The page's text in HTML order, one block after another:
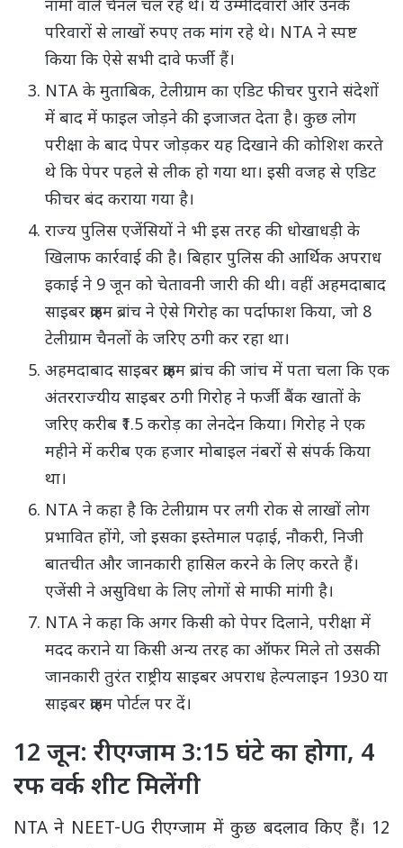
नामों वाले चैनल चल रहे थे। ये उम्मीदवारों और उनके
परिवारों से लाखों रुपए तक मांग रहे थे। NTA ने स्पष्ट
किया कि ऐसे सभी दावे फर्जी हैं।
NTA के मुताबिक, टेलीग्राम का एडिट फीचर पुराने संदेशों
में बाद में फाइल जोड़ने की इजाजत देता है। कुछ लोग
परीक्षा के बाद पेपर जोड़कर यह दिखाने की कोशिश करते
थे कि पेपर पहले से लीक हो गया था। इसी वजह से एडिट
फीचर बंद कराया गया है।
राज्य पुलिस एजेंसियों ने भी इस तरह की धोखाधड़ी के
खिलाफ कार्रवाई की है। बिहार पुलिस की आर्थिक अपराध
इकाई ने 9 जून को चेतावनी जारी की थी। वहीं अहमदाबाद
साइबर क्राइम ब्रांच ने ऐसे गिरोह का पर्दाफाश किया, जो 8
टेलीग्राम चैनलों के जरिए ठगी कर रहा था।
अहमदाबाद साइबर क्राइम ब्रांच की जांच में पता चला कि एक
अंतरराज्यीय साइबर ठगी गिरोह ने फर्जी बैंक खातों के
जरिए करीब ₹1.5 करोड़ का लेनदेन किया। गिरोह ने एक
महीने में करीब एक हजार मोबाइल नंबरों से संपर्क किया
था।
NTA ने कहा है कि टेलीग्राम पर लगी रोक से लाखों लोग
प्रभावित होंगे, जो इसका इस्तेमाल पढ़ाई, नौकरी, निजी
बातचीत और जानकारी हासिल करने के लिए करते हैं।
एजेंसी ने असुविधा के लिए लोगों से माफी मांगी है।
NTA ने कहा कि अगर किसी को पेपर दिलाने, परीक्षा में
मदद कराने या किसी अन्य तरह का ऑफर मिले तो उसकी
जानकारी तुरंत राष्ट्रीय साइबर अपराध हेल्पलाइन 1930 या
साइबर क्राइम पोर्टल पर दें।
12 जून: रीएग्‍जाम 3:15 घंटे का होगा, 4
रफ वर्क शीट मिलेंगी
NTA ने NEET-UG रीएग्‍जाम में कुछ बदलाव किए हैं। 12